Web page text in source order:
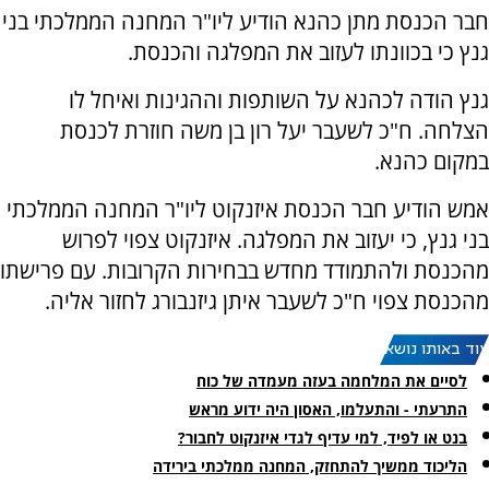
חבר הכנסת מתן כהנא הודיע ליו"ר המחנה הממלכתי בני
גנץ כי בכוונתו לעזוב את המפלגה והכנסת.
גנץ הודה לכהנא על השותפות וההגינות ואיחל לו
הצלחה. ח"כ לשעבר יעל רון בן משה חוזרת לכנסת
במקום כהנא.
אמש הודיע חבר הכנסת איזנקוט ליו"ר המחנה הממלכתי
בני גנץ, כי יעזוב את המפלגה. איזנקוט צפוי לפרוש
מהכנסת ולהתמודד מחדש בבחירות הקרובות. עם פרישתו
מהכנסת צפוי ח"כ לשעבר איתן גיזנבורג לחזור אליה.
עוד באותו נושא:
לסיים את המלחמה בעזה מעמדה של כוח
התרעתי - והתעלמו, האסון היה ידוע מראש
בנט או לפיד, למי עדיף לגדי איזנקוט לחבור?
הליכוד ממשיך להתחזק, המחנה ממלכתי בירידה